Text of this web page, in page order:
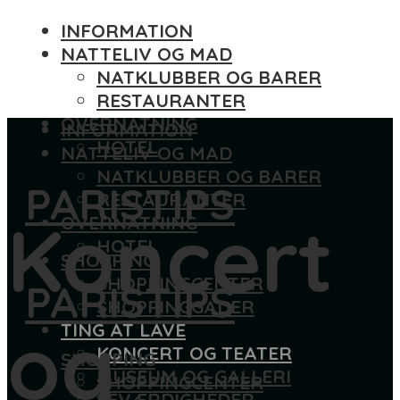
INFORMATION
NATTELIV OG MAD
NATKLUBBER OG BARER
RESTAURANTER
OVERNATNING
HOTEL
PARISTIPS
SHOPPING
SHOPPINGCENTER
SHOPPINGGADER
TING AT LAVE
KONCERT OG TEATER
MUSEUM OG GALLERI
INFORMATION
NATTELIV OG MAD
NATKLUBBER OG BARER
RESTAURANTER
OVERNATNING
HOTEL
PARISTIPS
SHOPPING
SHOPPINGCENTER
Koncert
og